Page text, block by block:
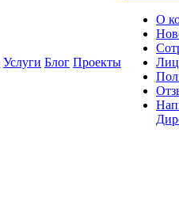
Услуги Блог Проекты
О